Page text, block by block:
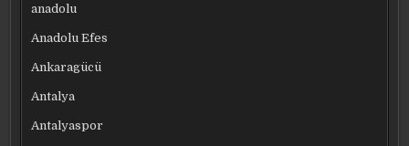
anadolu
Anadolu Efes
Ankaragücü
Antalya
Antalyaspor